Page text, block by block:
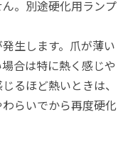
。別途硬化用ランプ
生します。爪が薄い
合は特に熱く感じや
るほど熱いときは、
らいでから再度硬化